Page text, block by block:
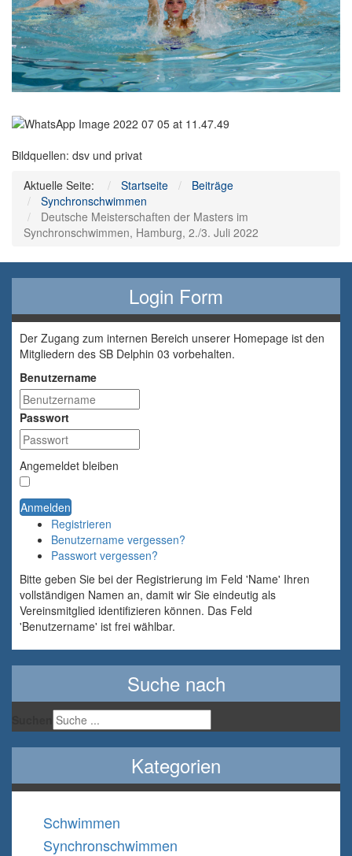
Bildquellen: dsv und privat
Aktuelle Seite:
Startseite
Beiträge
Synchronschwimmen
Deutsche Meisterschaften der Masters im
Synchronschwimmen, Hamburg, 2./3. Juli 2022
Login Form
Der Zugang zum internen Bereich unserer Homepage ist den
Mitgliedern des SB Delphin 03 vorbehalten.
Benutzername
Passwort
Angemeldet bleiben
Anmelden
Registrieren
Benutzername vergessen?
Passwort vergessen?
Bitte geben Sie bei der Registrierung im Feld 'Name' Ihren
vollständigen Namen an, damit wir Sie eindeutig als
Vereinsmitglied identifizieren können. Das Feld
'Benutzername' ist frei wählbar.
Suche nach
Kategorien
Schwimmen
Synchronschwimmen